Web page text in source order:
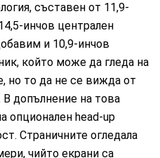
съставен от 11,9-
инчов централен
и 10,9-инчов
който може да гледа на
но то да не се вижда от
В допълнение на това
опционален head-up
Страничните огледала
чийто екрани са